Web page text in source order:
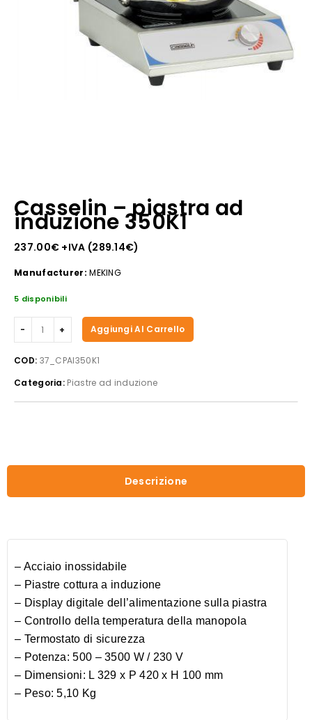
Casselin – piastra ad
induzione 350K1
237.00€ +IVA (289.14€)
Manufacturer: MEKING
5 disponibili
Casselin
-
piastra
induzione
350K1
Aggiungi Al Carrello
COD: 37_CPAI350K1
Categoria: Piastre ad induzione
Descrizione
– Acciaio inossidabile
– Piastre cottura a induzione
– Display digitale dell’alimentazione sulla piastra
– Controllo della temperatura della manopola
– Termostato di sicurezza
– Potenza: 500 – 3500 W / 230 V
– Dimensioni: L 329 x P 420 x H 100 mm
– Peso: 5,10 Kg